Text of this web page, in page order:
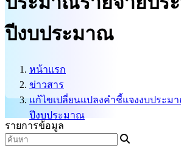
ศูนย์ข้อมูลข่าวสารทางราชการ
ปีงบประมาณ
หน้าแรก
ข่าวสาร
แก้ไขเปลี่ยนแปลงคำชี้แจงงบประม
ปีงบประมาณ
รายการข้อมูล